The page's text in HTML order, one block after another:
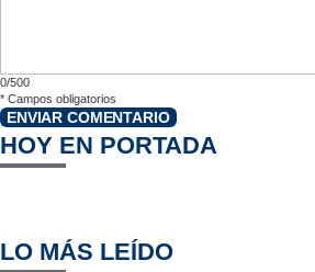
0/500
* Campos obligatorios
ENVIAR COMENTARIO
HOY EN PORTADA
LO MÁS LEÍDO